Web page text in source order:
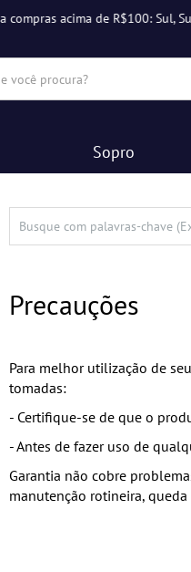
Sopro
Precauções
Para melhor utilização de
tomadas:
- Certifique-se de que o
- Antes de fazer uso de
Garantia não cobre
manutenção rotineira, queda